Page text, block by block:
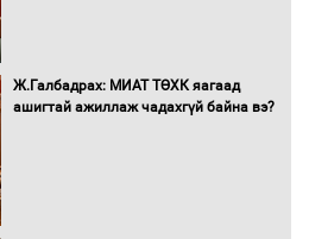
Бүх шатанд хэмнэлтийн горимд
шилжиж, найр наадам, зөвлөгөөн,
Ж.Галбадрах: МИАТ ТӨХК яагаад
ашигтай ажиллаж чадахгүй байна вэ?